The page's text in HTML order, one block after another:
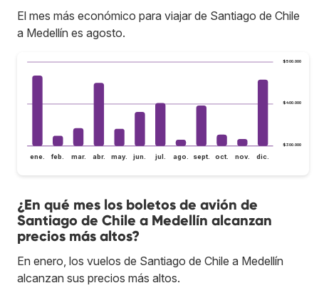
El mes más económico para viajar de Santiago de Chile
a Medellín es agosto.
$300.000
$400.000
$500.000
ene. feb. mar. abr. may. jun. jul. ago. sept. oct. nov. dic.
¿En qué mes los boletos de avión de
Santiago de Chile a Medellín alcanzan
precios más altos?
En enero, los vuelos de Santiago de Chile a Medellín
alcanzan sus precios más altos.